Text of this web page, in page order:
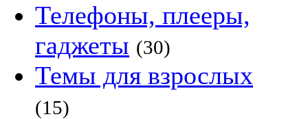
Телефоны, плееры,
гаджеты (30)
Темы для взрослых
(15)